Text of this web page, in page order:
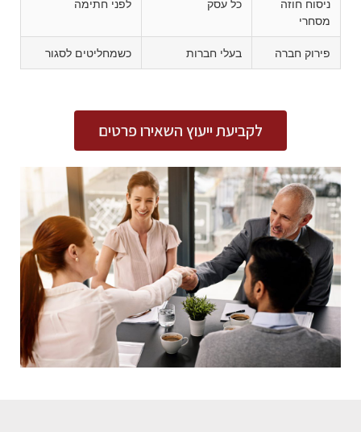
ניסוח חוזה
מסחרי
כל עסק לפני חתימה
פירוק חברה בעלי חברות כשמחליטים לסגור
לקביעת ייעוץ השאירו פרטים